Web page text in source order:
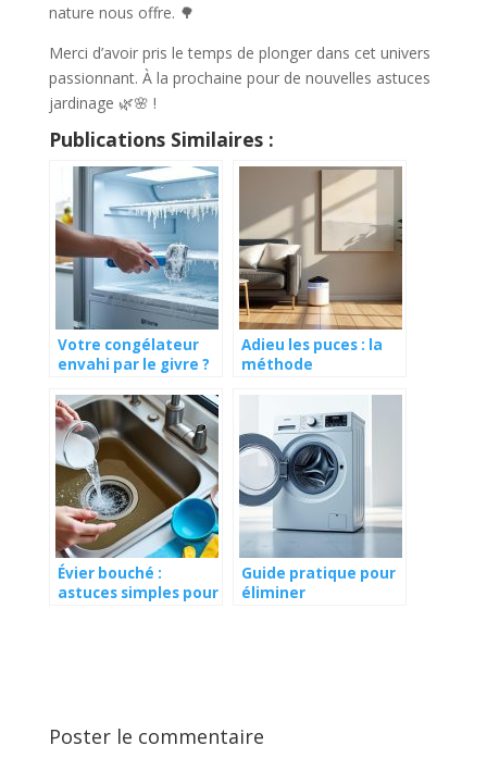
nature nous offre. 🌳
Merci d’avoir pris le temps de plonger dans cet univers
passionnant. À la prochaine pour de nouvelles astuces
jardinage 🌿🌸 !
Publications Similaires :
Votre congélateur
envahi par le givre ?
imparable pour un
dégivrage rapide et
sans effort
Adieu les puces : la
méthode
sans stress ni tracas
Évier bouché :
astuces simples pour
Guide pratique pour
éliminer
Poster le commentaire